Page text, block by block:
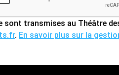
transmises au Théâtre
. En savoir plus sur la